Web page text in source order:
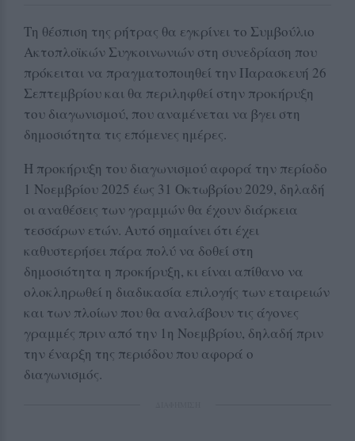
Τη θέσπιση της ρήτρας θα εγκρίνει το Συμβούλιο
Ακτοπλοϊκών Συγκοινωνιών στη συνεδρίαση που
πρόκειται να πραγματοποιηθεί την Παρασκευή 26
Σεπτεμβρίου και θα περιληφθεί στην προκήρυξη
του διαγωνισμού, που αναμένεται να βγει στη
δημοσιότητα τις επόμενες ημέρες.
Η προκήρυξη του διαγωνισμού αφορά την περίοδο
1 Νοεμβρίου 2025 έως 31 Οκτωβρίου 2029, δηλαδή
οι αναθέσεις των γραμμών θα έχουν διάρκεια
τεσσάρων ετών. Αυτό σημαίνει ότι έχει
καθυστερήσει πάρα πολύ να δοθεί στη
δημοσιότητα η προκήρυξη, κι είναι απίθανο να
ολοκληρωθεί η διαδικασία επιλογής των εταιρειών
και των πλοίων που θα αναλάβουν τις άγονες
γραμμές πριν από την 1η Νοεμβρίου, δηλαδή πριν
την έναρξη της περιόδου που αφορά ο
διαγωνισμός.